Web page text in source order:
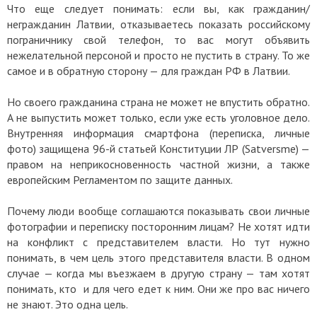
Что еще следует понимать: если вы, как гражданин/
негражданин Латвии, отказываетесь показать российскому
пограничнику свой телефон, то вас могут объявить
нежелательной персоной и просто не пустить в страну. То же
самое и в обратную сторону — для граждан РФ в Латвии.
Но своего гражданина страна не может не впустить обратно.
А не выпустить может только, если уже есть уголовное дело.
Внутренняя информация смартфона (переписка, личные
фото) защищена 96-й статьей Конституции ЛР (Satversme) —
правом на неприкосновенность частной жизни, а также
европейским Регламентом по защите данных.
Почему люди вообще соглашаются показывать свои личные
фотографии и переписку посторонним лицам? Не хотят идти
на конфликт с представителем власти. Но тут нужно
понимать, в чем цель этого представителя власти. В одном
случае — когда мы въезжаем в другую страну — там хотят
понимать, кто и для чего едет к ним. Они же про вас ничего
не знают. Это одна цель.